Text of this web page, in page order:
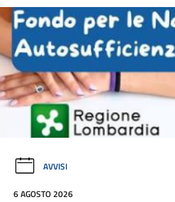
AVVISI
6 AGOSTO 2026